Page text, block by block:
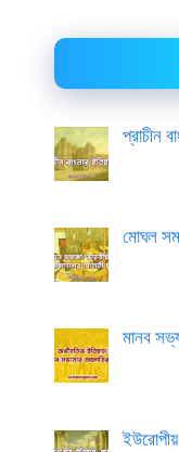
প্রাচীন
মোঘল
মানব